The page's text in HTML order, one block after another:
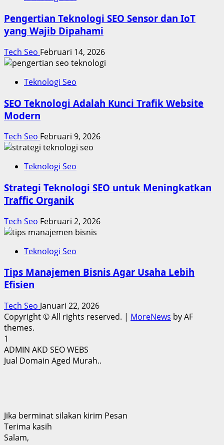
Pengertian Teknologi SEO Sensor dan IoT
yang Wajib Dipahami
Tech Seo Februari 14, 2026
Teknologi Seo
SEO Teknologi Adalah Kunci Trafik Website
Modern
Tech Seo Februari 9, 2026
Teknologi Seo
Strategi Teknologi SEO untuk Meningkatkan
Traffic Organik
Tech Seo Februari 2, 2026
Teknologi Seo
Tips Manajemen Bisnis Agar Usaha Lebih
Efisien
Tech Seo Januari 22, 2026
Copyright © All rights reserved. | MoreNews by AF
themes.
1
ADMIN AKD SEO WEBS
Jual Domain Aged Murah..
Jika berminat silakan kirim Pesan
Terima kasih
Salam,